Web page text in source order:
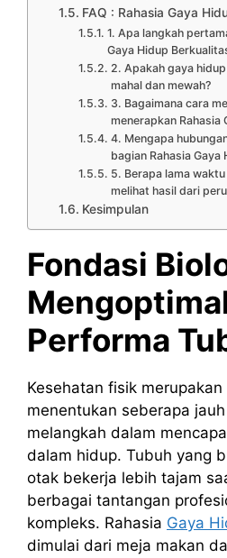
FAQ : Rahasia Gaya
1. Apa langkah
Gaya Hidup
2. Apakah gaya
mahal dan mewah?
3. Bagaimana cara
menerapkan Rahasia
4. Mengapa
bagian Rahasia Gaya
5. Berapa lama
melihat hasil dari
Kesimpulan
Fondasi
Performa
Kesehatan fisik
menentukan seberapa
melangkah dalam
dalam hidup. Tubuh yang
otak bekerja lebih tajam
berbagai tantangan
kompleks. Rahasia Gaya
dimulai dari meja makan